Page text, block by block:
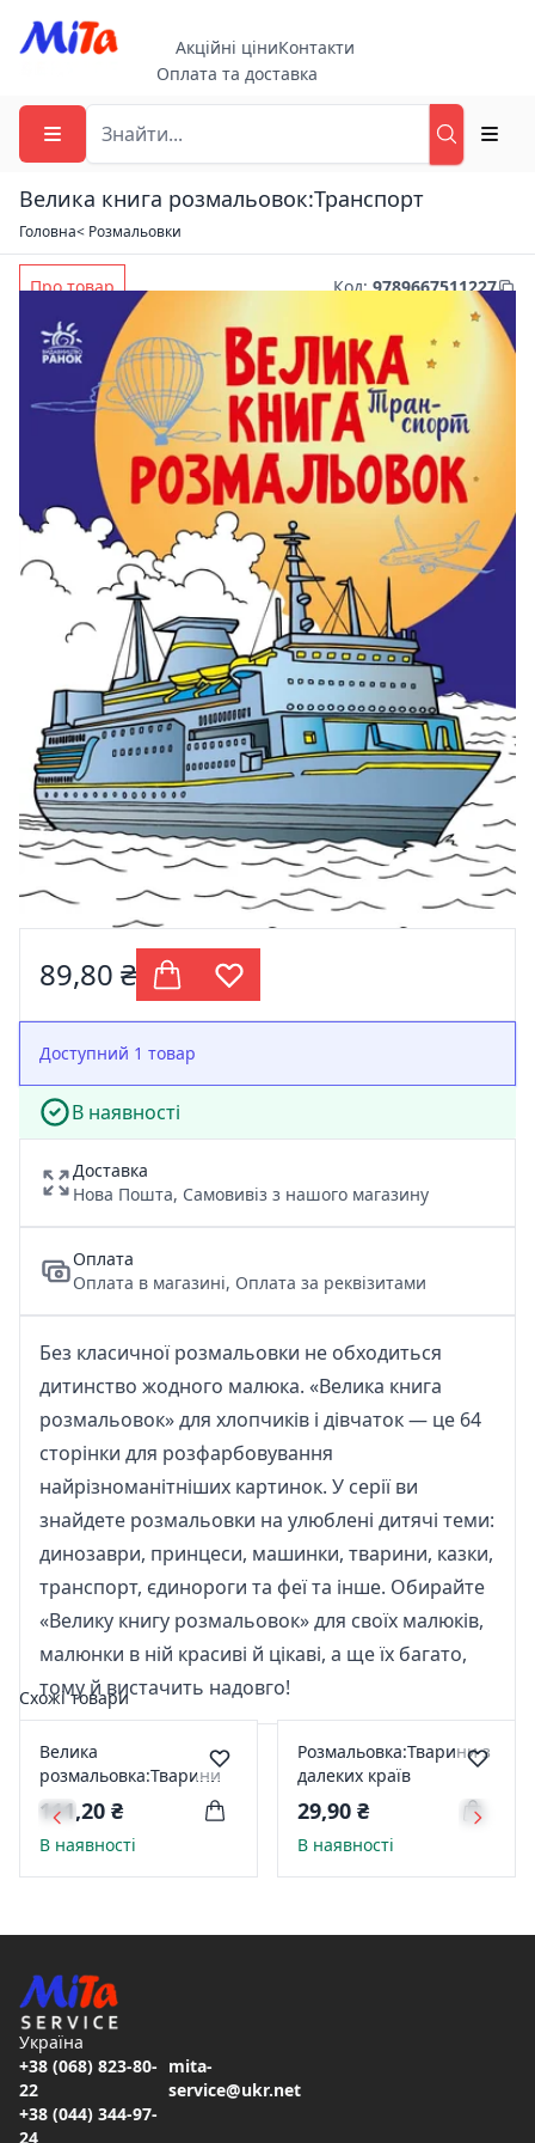
Акційні ціниКонтакти
Оплата та доставка
Велика книга розмальовок:Транспорт
Головна< Розмальовки
Про товар Код:9789667511227
89,80 ₴
Доступний 1 товар
В наявності
Доставка
Нова Пошта, Самовивіз з нашого магазину
Оплата
Оплата в магазині, Оплата за реквізитами
Без класичної розмальовки не обходиться
дитинство жодного малюка. «Велика книга
розмальовок» для хлопчиків і дівчаток — це 64
сторінки для розфарбовування
найрізноманітніших картинок. У серії ви
знайдете розмальовки на улюблені дитячі теми:
динозаври, принцеси, машинки, тварини, казки,
транспорт, єдинороги та феї та інше. Обирайте
«Велику книгу розмальовок» для своїх малюків,
малюнки в ній красиві й цікаві, а ще їх багато,
тому й вистачить надовго!
Схожі товари
Велика
розмальовка:Тварини
111,20 ₴
В наявності
Розмальовка:Тварини з
далеких країв
29,90 ₴
В наявності
Україна
+38 (068) 823-80-
22
+38 (044) 344-97-
24
mita-
service@ukr.net